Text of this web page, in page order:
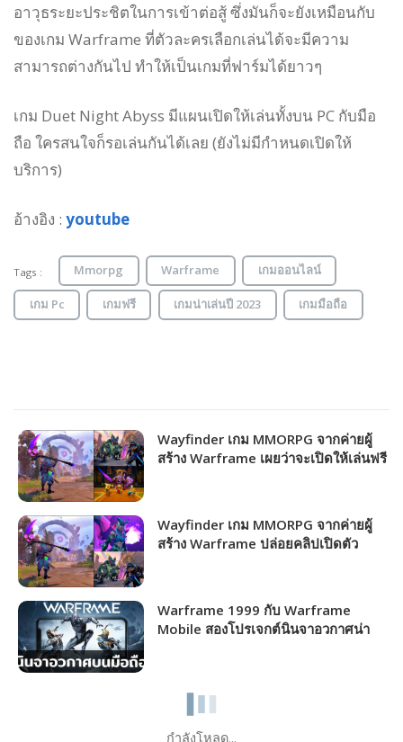
อาวุธระยะประชิตในการเข้าต่อสู้ ซึ่งมันก็จะยังเหมือนกับ
ของเกม Warframe ที่ตัวละครเลือกเล่นได้จะมีความ
สามารถต่างกันไป ทำให้เป็นเกมที่ฟาร์มได้ยาวๆ
เกม Duet Night Abyss มีแผนเปิดให้เล่นทั้งบน PC กับมือ
ถือ ใครสนใจก็รอเล่นกันได้เลย (ยังไม่มีกำหนดเปิดให้
บริการ)
อ้างอิง : youtube
Tags : Mmorpg Warframe เกมออนไลน์
เกม Pc เกมฟรี เกมน่าเล่นปี 2023 เกมมือถือ
Wayfinder เกม MMORPG จากค่ายผู้
สร้าง Warframe เผยว่าจะเปิดให้เล่นฟรี
Wayfinder เกม MMORPG จากค่ายผู้
สร้าง Warframe ปล่อยคลิปเปิดตัว
Warframe 1999 กับ Warframe
Mobile สองโปรเจกต์นินจาอวกาศน่า
กำลังโหลด...